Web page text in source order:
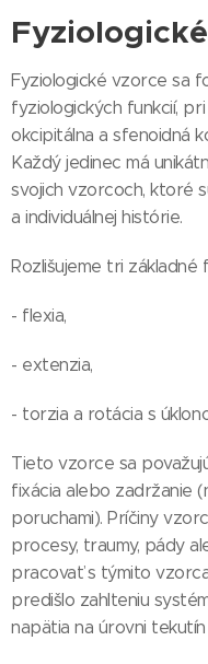
Fyziologické vzorce sa
fyziologických funkcií,
okcipitálna a sfenoidná
Každý jedinec má
svojich vzorcoch, ktoré
a individuálnej histórie.
Rozlišujeme tri
- flexia,
- extenzia,
- torzia a rotácia s
Tieto vzorce sa
fixácia alebo zadržanie
poruchami). Príčiny
procesy, traumy, pády
pracovať s týmito
predišlo zahlteniu
napätia na úrovni tekutín